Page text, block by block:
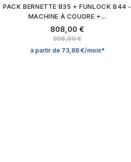
PACK
PACK BERNETTE B35 + FUNLOCK B44 -
MACHINE À COUDRE +...
808,00 €
998,00 €
à partir de 73,88 €/mois*